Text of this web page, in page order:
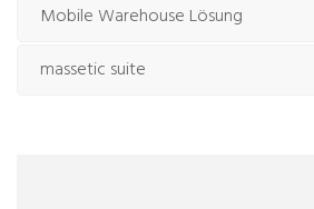
Mobile Warehouse Lösung
massetic suite